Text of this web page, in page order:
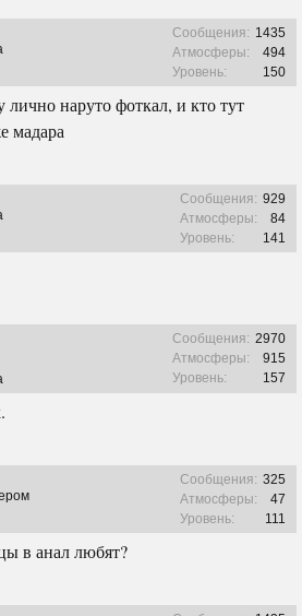
Сообщения: 1435
Атмосферы:
494
Уровень:
150
лично наруто фоткал, и кто тут
мадара
Сообщения: 929
Атмосферы:
84
Уровень:
141
Сообщения: 2970
Атмосферы:
915
Уровень:
157
Сообщения: 325
Атмосферы:
47
Уровень:
111
в анал любят?